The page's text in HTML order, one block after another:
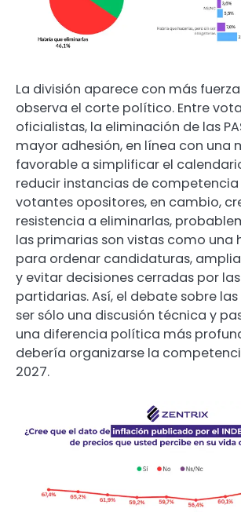
La división aparece con más
observa el corte político. Entre
oficialistas, la eliminación de las
mayor adhesión, en línea con una
favorable a simplificar el
reducir instancias de competencia
votantes opositores, en cambio,
resistencia a eliminarlas,
las primarias son vistas como una
para ordenar candidaturas,
y evitar decisiones cerradas por
partidarias. Así, el debate sobre las
ser sólo una discusión técnica y
una diferencia política más
debería organizarse la
2027.